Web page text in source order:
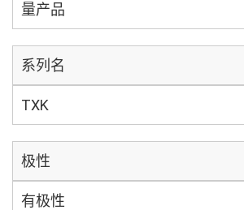
量产品
系列名
TXK
极性
有极性